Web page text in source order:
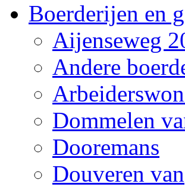
Boerderijen en
Aijenseweg
Andere
Dommelen
Dooremans
Douveren van